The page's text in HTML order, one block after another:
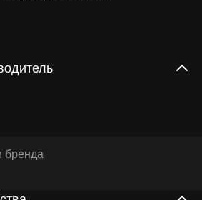
бренда